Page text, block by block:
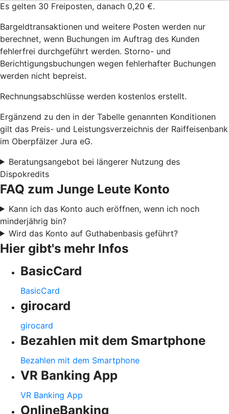
Es gelten 30 Freiposten, danach 0,20 €.
Bargeldtransaktionen und weitere Posten werden nur
berechnet, wenn Buchungen im Auftrag des Kunden
fehlerfrei durchgeführt werden. Storno- und
Berichtigungsbuchungen wegen fehlerhafter Buchungen
werden nicht bepreist.
Rechnungsabschlüsse werden kostenlos erstellt.
Ergänzend zu den in der Tabelle genannten Konditionen
gilt das Preis- und Leistungsverzeichnis der Raiffeisenbank
im Oberpfälzer Jura eG.
Beratungsangebot bei längerer Nutzung des
Dispokredits
FAQ zum Junge Leute Konto
Kann ich das Konto auch eröffnen, wenn ich noch
minderjährig bin?
Wird das Konto auf Guthabenbasis geführt?
Hier gibt's mehr Infos
BasicCard
BasicCard
girocard
girocard
Bezahlen mit dem Smartphone
Bezahlen mit dem Smartphone
VR Banking App
VR Banking App
OnlineBanking